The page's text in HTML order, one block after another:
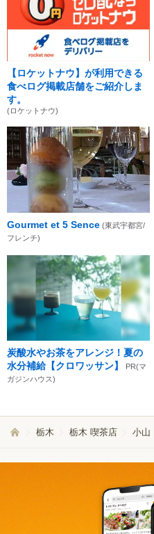
【ロケットナウ】が利用できる
食べログ掲載店舗をご紹介しま
す。
(ロケットナウ)
Gourmet et 5 Sence (東武宇都宮/
フレンチ)
炭酸水やお茶をアレンジ！夏の
水分補給【クロワッサン】
PR(マ
ガジンハウス)
栃木 栃木 喫茶店 小山